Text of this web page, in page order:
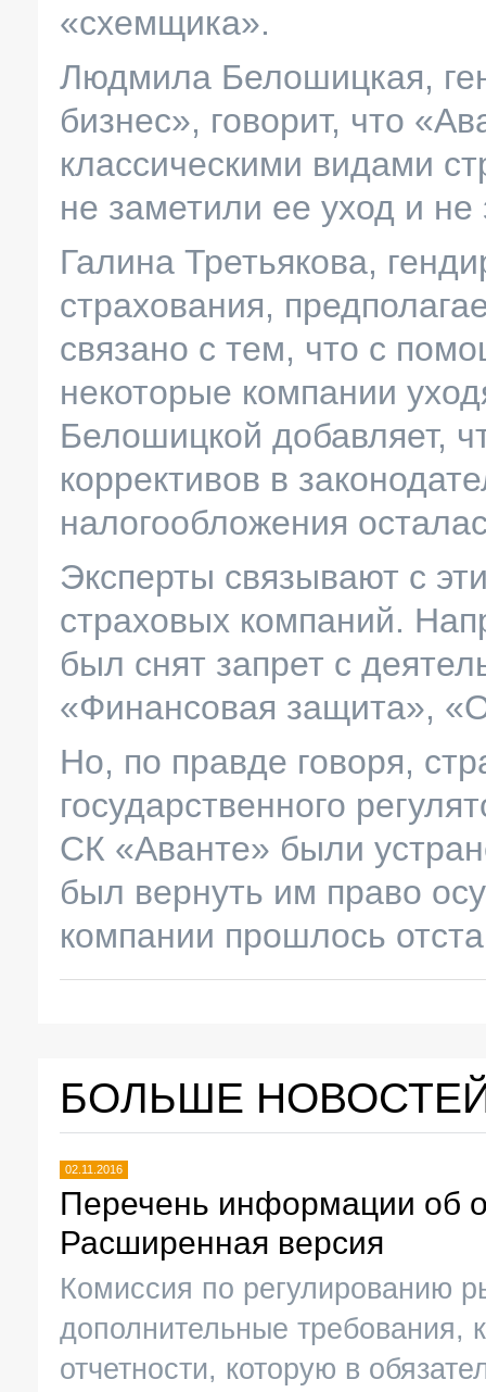
«схемщика».
Людмила Белошицкая,
бизнес», говорит, что
классическими видами
не заметили ее уход и
Галина Третьякова,
страхования,
связано с тем, что с
некоторые компании
Белошицкой добавляет,
коррективов в
налогообложения
Эксперты связывают с
страховых компаний.
был снят запрет с
«Финансовая защита»,
Но, по правде говоря,
государственного
СК «Аванте» были
был вернуть им право
компании прошлось
БОЛЬШЕ
02.11.2016
Перечень информации об
Расширенная версия
Комиссия по регулированию
дополнительные
отчетности, которую в